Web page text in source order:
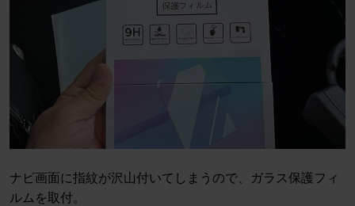
ナビ画面に指紋が沢山付いてしまうので、ガラス保護フィ
ルムを取付。